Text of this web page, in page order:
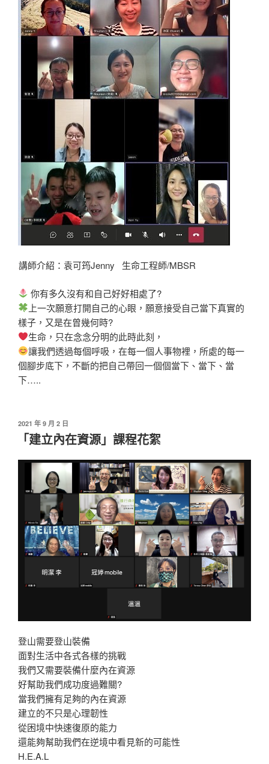
講師介紹：袁可筠Jenny 生命工程師/MBSR
你有多久沒有和自己好好相處了?
上一次願意打開自己的心眼，願意接受自己當下真實的
樣子，又是在曾幾何時?
生命，只在念念分明的此時此刻，
讓我們透過每個呼吸，在每一個人事物裡，所處的每一
個腳步底下，不斷的把自己帶回一個個當下、當下、當
下…..
發
2021 年 9 月 2 日
「建立內在資源」課程花絮
登山需要登山裝備
面對生活中各式各樣的挑戰
我們又需要裝備什麼內在資源
好幫助我們成功度過難關?
當我們擁有足夠的內在資源
建立的不只是心理韌性
從困境中快速復原的能力
還能夠幫助我們在逆境中看見新的可能性
H.E.A.L